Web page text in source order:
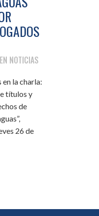
EN NOTICIAS
la charla:
títulos y
de
26 de